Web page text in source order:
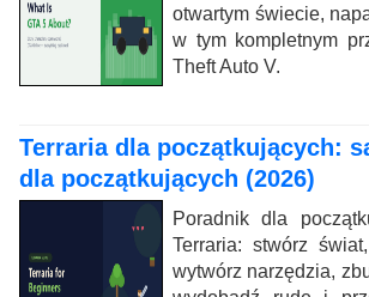
otwartym świecie,
w tym kompletnym
Theft Auto V.
Terraria dla początkujących:
dla początkujących (2026)
Poradnik dla
Terraria: stwórz
wytwórz narzędzia,